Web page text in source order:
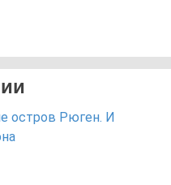
остров Рюген. И